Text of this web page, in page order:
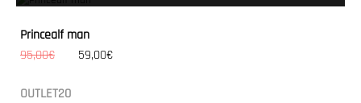
Princealf man
95,00€
59,00€
OUTLET20